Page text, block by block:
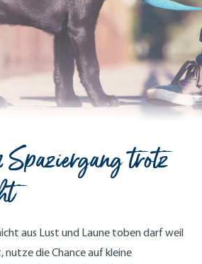
trotz
aus Lust und Laune toben darf weil
nutze die Chance auf kleine